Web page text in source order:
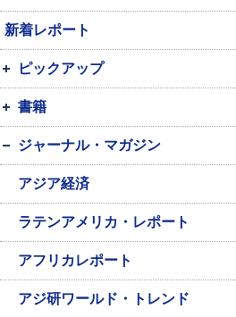
新着レポート
ピックアップ
書籍
ジャーナル・マガジン
アジア経済
ラテンアメリカ・レポート
アフリカレポート
アジ研ワールド・トレンド